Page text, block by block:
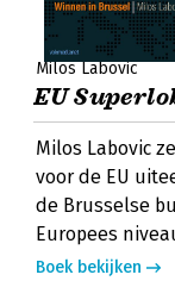
Milos Labovic
EU
Milos Labovic
voor de EU
de Brusselse
Europees
Boek bekijken